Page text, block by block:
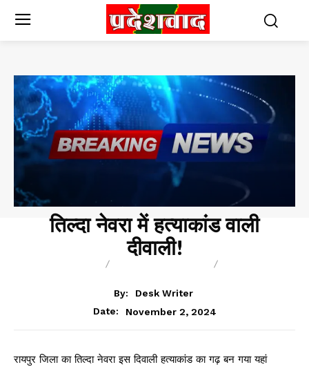
तिल्दा नेवरा में हत्याकांड वाली
दीवाली!
By:
Desk Writer
Date:
November 2, 2024
रायपुर जिला का तिल्दा नेवरा इस दिवाली हत्याकांड का गढ़ बन गया यहां